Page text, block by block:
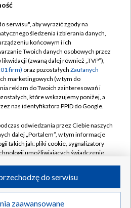
TVP
TVP
prywatności
Moje zgody
Pomoc
Kontakt
Kanały
Polska S.A. w likwidacji
serwisu", aby wyrazić zgody na
śledzenia i zbierania danych,
końcowym i ich
Twoich danych osobowych przez
(zwaną dalej również „TVP”),
firm) oraz pozostałych Zaufanych
marketingowych (w tym do
reklam do Twoich zainteresowań i
które wskazujemy poniżej, a
nas identyfikatora PPID do Google.
odwiedzania przez Ciebie naszych
dalej „Portalem”, w tym informacje
takich jak: pliki cookie, sygnalizatory
umożliwiających świadczenie
odwiedzania przez Ciebie
zaawansowane
do serwisu